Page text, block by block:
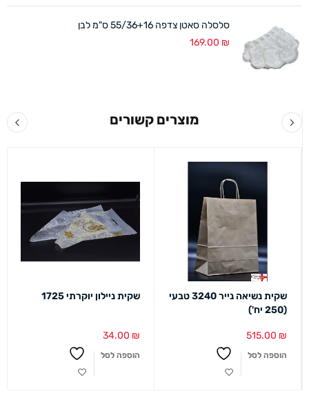
סלסלה סאטן צדפה 55/36+16 ס"מ לבן
169.00 ₪
מוצרים קשורים
שקית נשיאה נייר 3240 טבעי
(250 יח')
515.00 ₪
הוספה לסל
שקית ניילון יוקרתי 1725
34.00 ₪
הוספה לסל